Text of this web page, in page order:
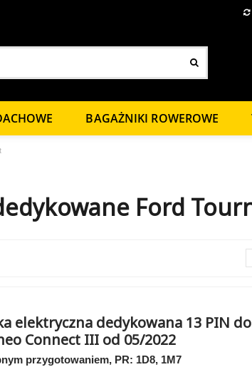
BAGAŻNIKI ROWEROWE
Ford
elektryczna dedykowana 13 PIN
Connect III od 05/2022
przygotowaniem, PR: 1D8, 1M7